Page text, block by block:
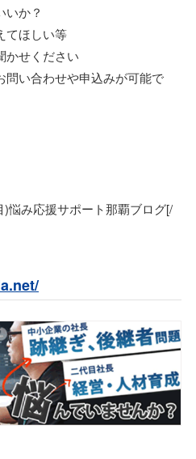
いか？
てほしい等
かせください
い合わせや申込みが可能で
悩み応援サポート那覇ブログ[/